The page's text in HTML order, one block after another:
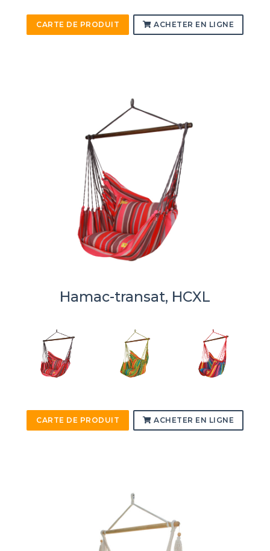
CARTE DE PRODUIT ACHETER EN LIGNE
Hamac-transat, HCXL
CARTE DE PRODUIT ACHETER EN LIGNE